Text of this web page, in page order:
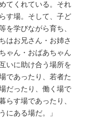
てくれている。それ
す場。そして、子ど
を学びながら育ち、
はお兄さん・お姉さ
ゃん・おばあちゃん
いに助け合う場所を
であったり、若者た
だったり、働く場で
らす場であったり、
にある場だ。」